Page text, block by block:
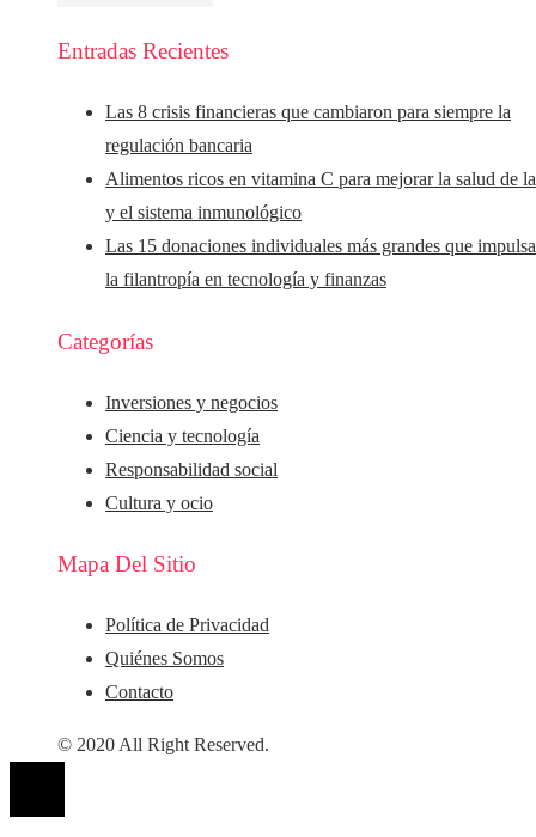
Entradas Recientes
Las 8 crisis financieras que cambiaron para siempre la
regulación bancaria
Alimentos ricos en vitamina C para mejorar la salud de
y el sistema inmunológico
Las 15 donaciones individuales más grandes que
la filantropía en tecnología y finanzas
Categorías
Inversiones y negocios
Ciencia y tecnología
Responsabilidad social
Cultura y ocio
Mapa Del Sitio
Política de Privacidad
Quiénes Somos
Contacto
© 2020 All Right Reserved.